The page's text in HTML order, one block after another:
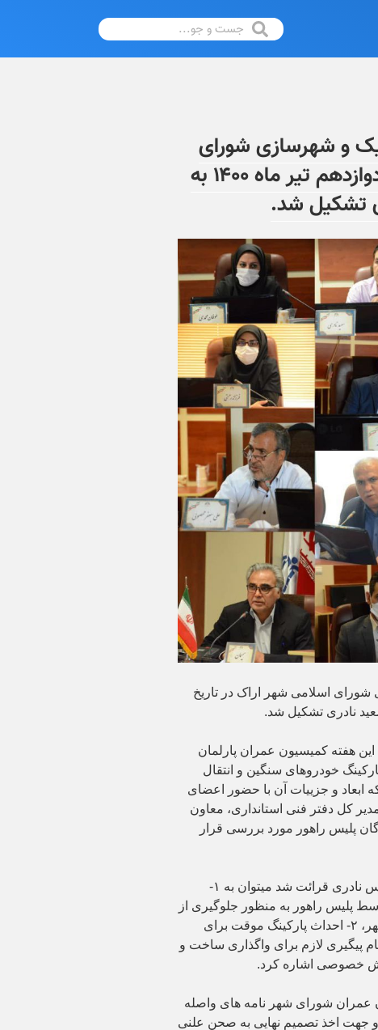
و شهرسازی شورای
اسلامی شهر اراک در تاریخ دوازدهم تیر ماه ۱۴۰۰ به
تشکیل شد.
اسلامی شهر اراک در تاریخ
هفته کمیسیون عمران پارلمان
خودروهای سنگین و انتقال
ابعاد و جزییات آن با حضور اعضای
کل دفتر فنی استانداری، معاون
پلیس راهور مورد بررسی قرار
از جمله مصوبات این جلسه که توسط مهندس نادری قرائت شد میتوان به ۱-
پلیس راهور به منظور جلوگیری از
ورود کامیون‌های حامل مشتقات نفتی به شهر، ۲- احداث پارکینگ موقت برای
سنگین توسط شهرداری و ۳- انجام پیگیری لازم برای واگذاری ساخت و
خصوصی اشاره کرد.
عمران شورای شهر نامه های واصله
اخذ تصمیم نهایی به صحن علنی